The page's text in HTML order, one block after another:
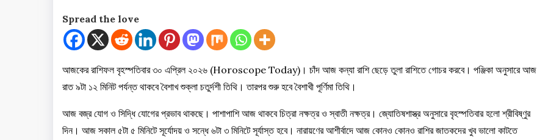
Spread the love
আজকের রাশিফল বৃহস্পতিবার ৩০ এপ্রিল ২০২৬ (Horoscope Today)। চাঁদ আজ কন্যা রাশি ছেড়ে তুলা রাশিতে গোচর করবে। পঞ্জিকা অনুসারে আজ
রাত ৯টা ১২ মিনিট পর্যন্ত থাকবে বৈশাখ শুক্লা চতুর্দশী তিথি। তারপর শুরু হবে বৈশাখী পূর্ণিমা তিথি।
আজ বজ্র যোগ ও সিদ্ধি যোগের প্রভাব থাকছে। পাশাপাশি আজ থাকবে চিত্রা নক্ষত্র ও স্বাতী নক্ষত্র। জ্যোতিষশাস্ত্র অনুসারে বৃহস্পতিবার হলো শ্রীবিষ্ণুর
দিন। আজ সকাল ৫টা ৫ মিনিটে সূর্যোদয় ও সন্ধে ৬টা ৩ মিনিটে সূর্যাস্ত হবে। নারায়ণের আশীর্বাদে আজ কোনও কোনও রাশির জাতকদের খুব ভালো কাটতে